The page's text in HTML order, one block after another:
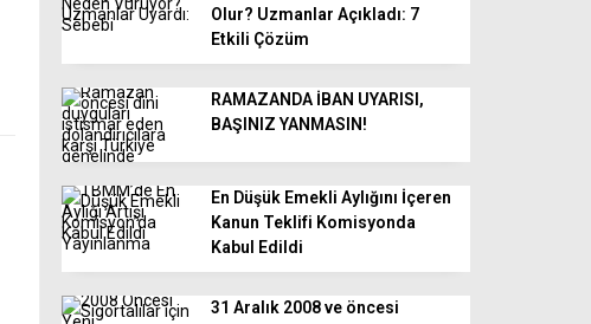
Olur? Uzmanlar Açıkladı: 7
Etkili Çözüm
RAMAZANDA İBAN UYARISI,
BAŞINIZ YANMASIN!
En Düşük Emekli Aylığını İçeren
Kanun Teklifi Komisyonda
Kabul Edildi
31 Aralık 2008 ve öncesi